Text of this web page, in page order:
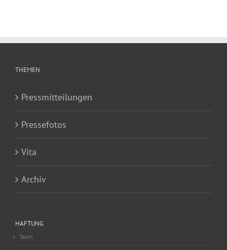
THEMEN
Pressmitteilungen
Pressefotos
Vita
Archiv
HAFTUNG
Team